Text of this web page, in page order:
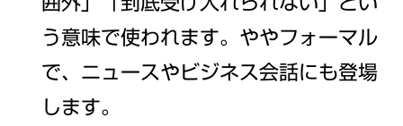
う意味で使われます。ややフォーマル
で、ニュースやビジネス会話にも登場
します。